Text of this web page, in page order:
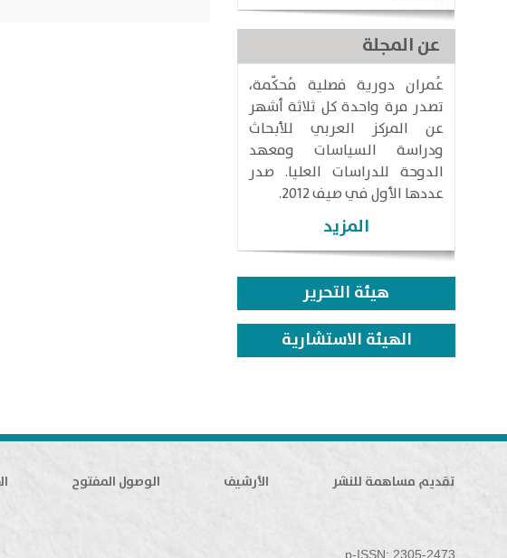
عن المجلة
عُمران دورية فصلية مُحكّمة،
تصدر مرة واحدة كل ثلاثة أشهر
عن المركز العربي للأبحاث
ودراسة السياسات ومعهد
الدوحة للدراسات العليا. صدر
عددها الأول في صيف 2012.
المزيد
هيئة التحرير
الهيئة الاستشارية
تقديم مساهمة للنشر الأرشيف الوصول المفتوح
p-ISSN: 2305-2473